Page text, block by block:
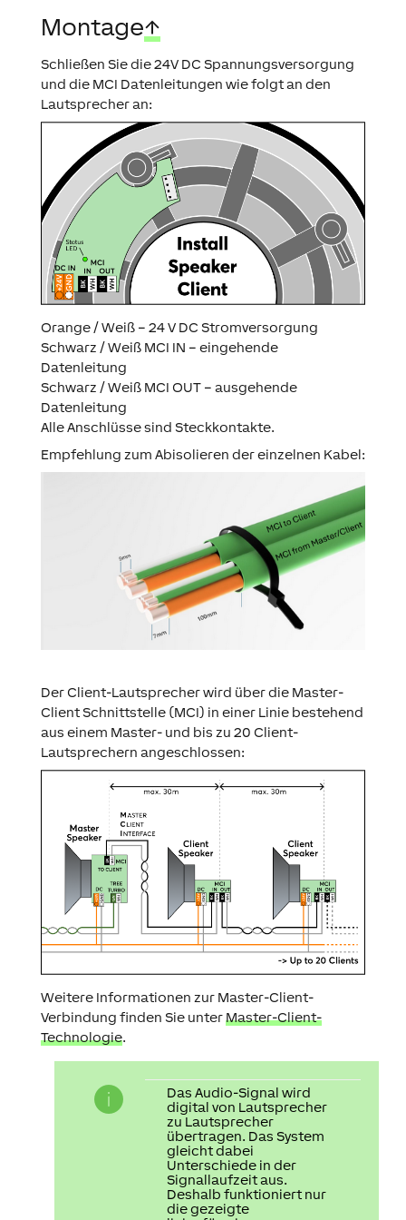
Montage↑
Schließen Sie die 24V DC Spannungsversorgung
und die MCI Datenleitungen wie folgt an den
Lautsprecher an:
Orange / Weiß – 24 V DC Stromversorgung
Schwarz / Weiß MCI IN – eingehende
Datenleitung
Schwarz / Weiß MCI OUT – ausgehende
Datenleitung
Alle Anschlüsse sind Steckkontakte.
Empfehlung zum Abisolieren der einzelnen Kabel:
Der Client-Lautsprecher wird über die Master-
Client Schnittstelle (MCI) in einer Linie bestehend
aus einem Master- und bis zu 20 Client-
Lautsprechern angeschlossen:
Weitere Informationen zur Master-Client-
Verbindung finden Sie unterMaster-Client-
Technologie.
Das Audio-Signal wird
digital von Lautsprecher
zu Lautsprecher
übertragen. Das System
gleicht dabei
Unterschiede in der
Signallaufzeit aus.
Deshalb funktioniert nur
die gezeigte